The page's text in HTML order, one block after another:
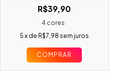
R$39,90
4 cores
5 x de R$7,98 sem juros
COMPRAR